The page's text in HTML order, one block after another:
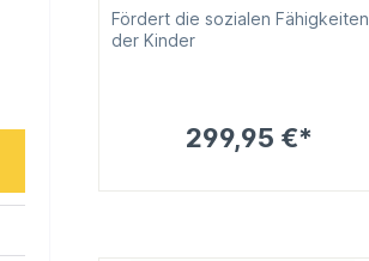
Fördert die sozialen Fähigkeiten
der Kinder
299,95 €*